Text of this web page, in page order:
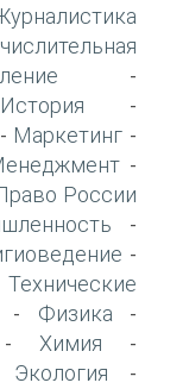
-
История -
- Маркетинг -
-
России
-
-
Технические
- Физика -
Химия -
Экология -